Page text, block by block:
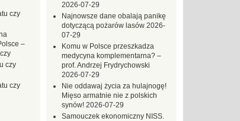
2026-07-29
Najnowsze dane obalają panikę
dotyczącą pożarów lasów 2026-
07-29
Komu w Polsce przeszkadza
medycyna komplementarna? –
prof. Andrzej Frydrychowski
2026-07-29
Nie oddawaj życia za hulajnogę!
Mięso armatnie nie z polskich
synów! 2026-07-29
Samouczek ekonomiczny NISS.
czy
–
czy
czy